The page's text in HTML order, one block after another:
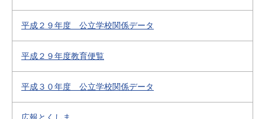
平成２９年度 公立学校関係データ
平成２９年度教育便覧
平成３０年度 公立学校関係データ